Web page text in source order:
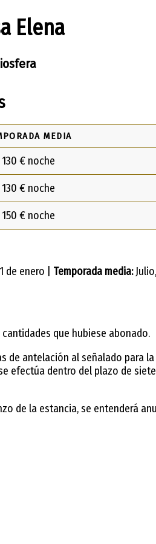
Elena
MEDIA
130 € noche
130 € noche
150 € noche
de enero | Temporada media:
que hubiese abonado.
de antelación al señalado para
efectúa dentro del plazo de
de la estancia, se entenderá